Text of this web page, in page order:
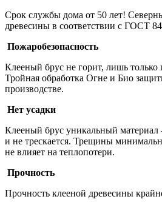
Срок службы дома от 50 лет!
древесины в соответствии с ГОСТ
Пожаробезопасность
Клееный брус не горит, лишь только
Тройная обработка Огне и Био
производстве.
Нет усадки
Клееный брус уникальный материал
и не трескается. Трещины
не влияет на теплопотери.
Прочность
Прочность клееной древесины